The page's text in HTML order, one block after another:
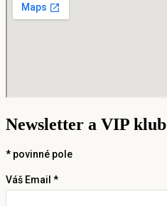
Newsletter a VIP klub
* povinné pole
Váš Email *